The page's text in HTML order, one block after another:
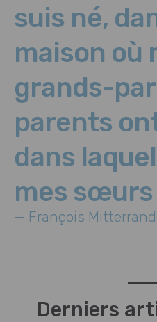
suis né,
maison où
grands-
parents
dans
mes sœurs
— François Mitterrand
Derniers